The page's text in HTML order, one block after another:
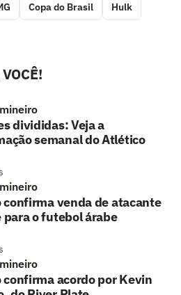
Copa do Brasil Hulk
divididas: Veja a
semanal do Atlético
venda de atacante
para o futebol árabe
acordo por Kevin